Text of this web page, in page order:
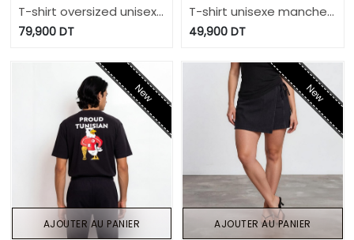
T-shirt oversized unisexe
manches courtes شايخة
79,900DT
T-shirt unisexe manches
courtes contrasté تونس
49,900 DT
New
AJOUTER AU PANIER
New
AJOUTER AU PANIER